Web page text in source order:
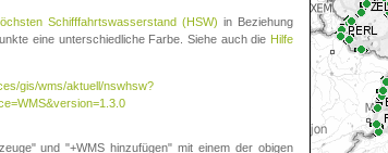
Schifffahrtswasserstand (HSW) in Beziehung
eine unterschiedliche Farbe. Siehe auch die Hilfe
gis/wms/aktuell/nswhsw?
und "+WMS hinzufügen" mit einem der obigen